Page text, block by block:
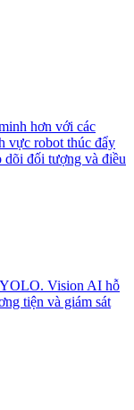
hơn với các
vực robot thúc đẩy
dõi đối tượng và điều
Vision AI hỗ
tiện và giám sát